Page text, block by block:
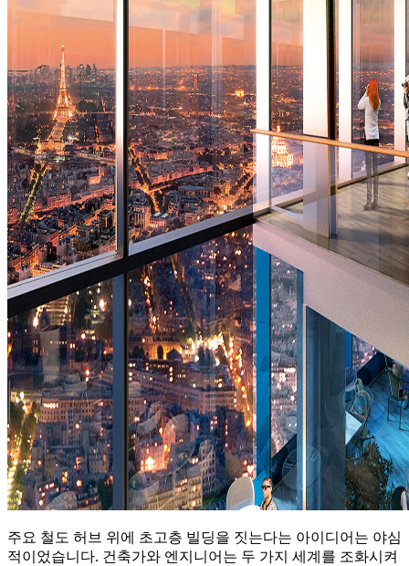
주요 철도 허브 위에 초고층 빌딩을 짓는다는 아이디어는 야심
적이었습니다. 건축가와 엔지니어는 두 가지 세계를 조화시켜